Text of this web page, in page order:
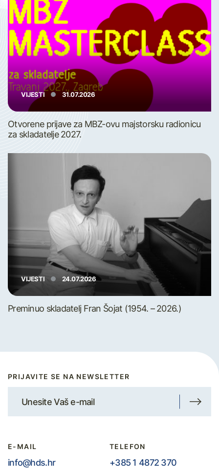
VIJESTI 31.07.2026
Otvorene prijave za MBZ-ovu majstorsku radionicu
za skladatelje 2027.
VIJESTI 24.07.2026
Preminuo skladatelj Fran Šojat (1954. – 2026.)
PRIJAVITE SE NA NEWSLETTER
E-MAIL
info@hds.hr
TELEFON
+385 1 4872 370